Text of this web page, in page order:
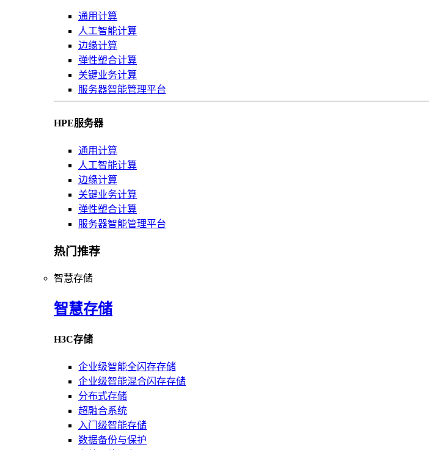
通用计算
人工智能计算
边缘计算
弹性塑合计算
关键业务计算
服务器智能管理平台
HPE服务器
通用计算
人工智能计算
边缘计算
关键业务计算
弹性塑合计算
服务器智能管理平台
热门推荐
智慧存储
智慧存储
H3C存储
企业级智能全闪存存储
企业级智能混合闪存存储
分布式存储
超融合系统
入门级智能存储
数据备份与保护